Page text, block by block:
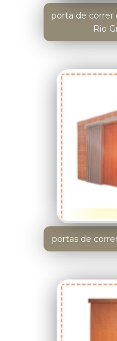
porta de correr
Rio
portas de